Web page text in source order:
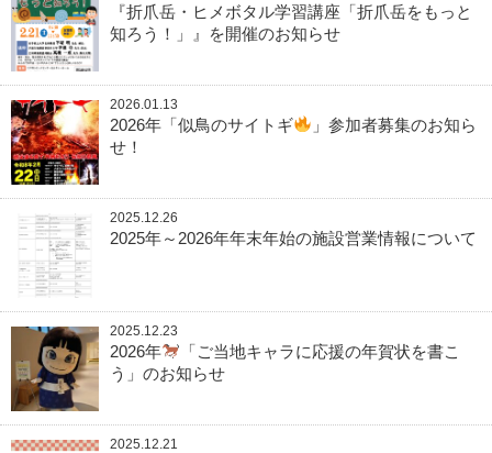
『折爪岳・ヒメボタル学習講座「折爪岳をもっと
知ろう！」』を開催のお知らせ
2026.01.13
2026年「似鳥のサイトギ
」参加者募集のお知ら
せ！
2025.12.26
2025年～2026年年末年始の施設営業情報について
2025.12.23
2026年
「ご当地キャラに応援の年賀状を書こ
う」のお知らせ
2025.12.21